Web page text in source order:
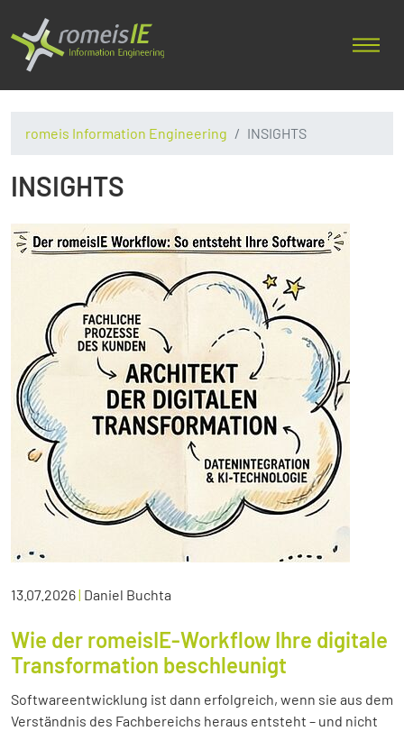
romeis Information Engineering INSIGHTS
INSIGHTS
13.07.2026| Daniel Buchta
Wie der romeisIE-Workflow Ihre digitale
Transformation beschleunigt
Softwareentwicklung ist dann erfolgreich, wenn sie aus dem
Verständnis des Fachbereichs heraus entsteht – und nicht